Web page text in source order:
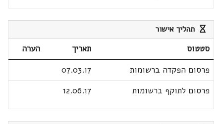
תהליך אישור
סטטוס תאריך
הערה
פרסום הפקדה ברשומות
07.03.17
פרסום לתוקף ברשומות
12.06.17